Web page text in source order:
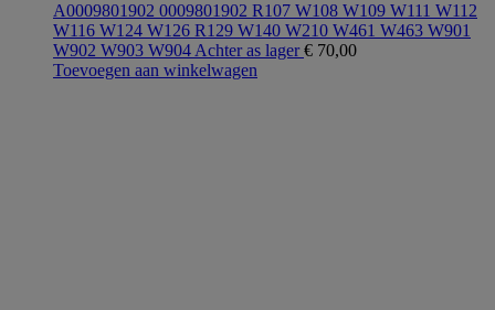
A0009801902 0009801902 R107 W108 W109 W111 W112
W116 W124 W126 R129 W140 W210 W461 W463 W901
W902 W903 W904 Achter as lager€ 70,00
Toevoegen aan winkelwagen